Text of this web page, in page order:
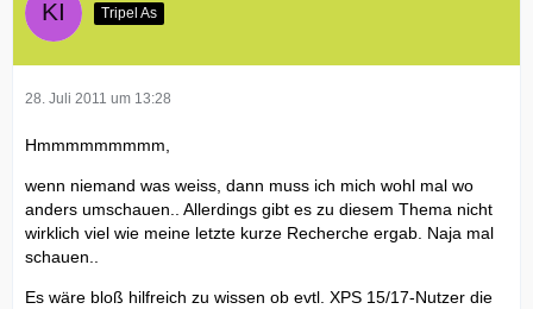
Tripel As
28. Juli 2011 um 13:28
Hmmmmmmmmm,
wenn niemand was weiss, dann muss ich mich wohl mal wo
anders umschauen.. Allerdings gibt es zu diesem Thema nicht
wirklich viel wie meine letzte kurze Recherche ergab. Naja mal
schauen..
Es wäre bloß hilfreich zu wissen ob evtl. XPS 15/17-Nutzer die